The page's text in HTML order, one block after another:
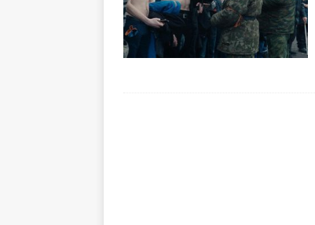
[ 18 mayo, 2024 ]